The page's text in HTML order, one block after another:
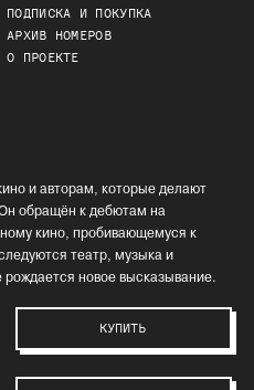
ПОДПИСКА И ПОКУПКА
АРХИВ НОМЕРОВ
О ПРОЕКТЕ
и авторам, которые делают
обращён к дебютам на
кино, пробивающемуся к
театр, музыка и
новое высказывание.
КУПИТЬ